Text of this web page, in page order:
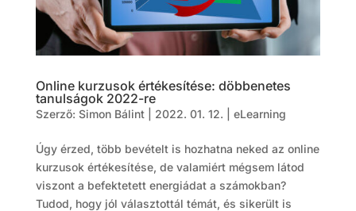
Online kurzusok értékesítése: döbbenetes
tanulságok 2022-re
Szerző: Simon Bálint| 2022. 01. 12. eLearning
Úgy érzed, több bevételt is hozhatna neked az online
kurzusok értékesítése, de valamiért mégsem látod
viszont a befektetett energiádat a számokban?
Tudod, hogy jól választottál témát, és sikerült is